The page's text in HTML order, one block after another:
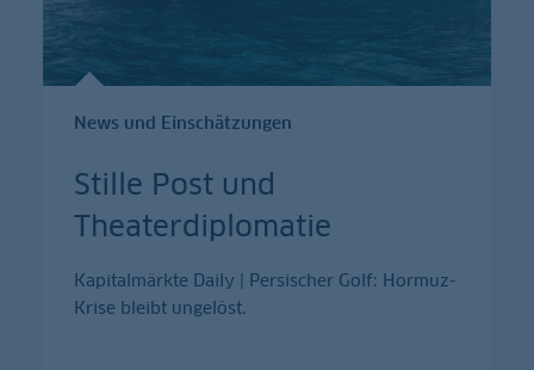
News und Einschätzungen
Stille Post und
Theaterdiplomatie
Kapitalmärkte Daily | Persischer Golf: Hormuz-
Krise bleibt ungelöst.